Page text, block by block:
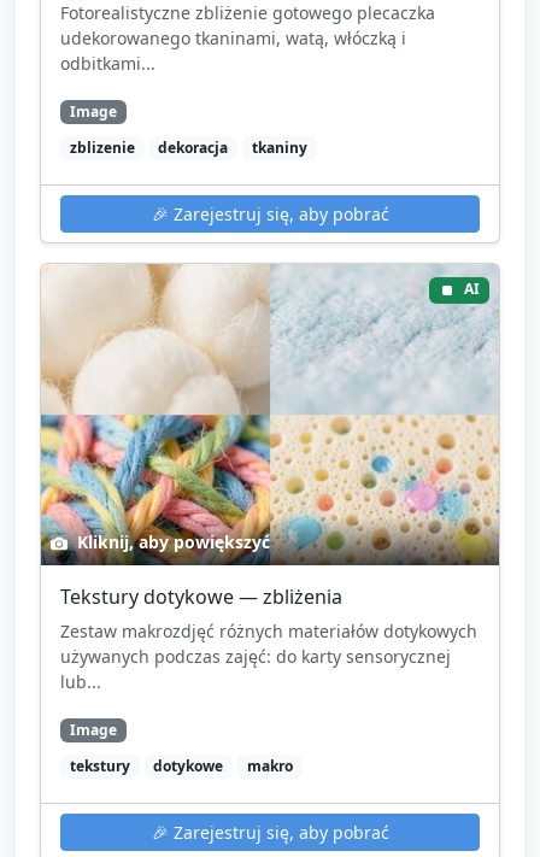
Fotorealistyczne zbliżenie gotowego plecaczka
udekorowanego tkaninami, watą, włóczką i
odbitkami...
Image
zblizenie
dekoracja tkaniny
🎉 Zarejestruj się, aby pobrać
AI
Kliknij, aby powiększyć
Tekstury dotykowe — zbliżenia
Zestaw makrozdjęć różnych materiałów dotykowych
używanych podczas zajęć: do karty sensorycznej
lub...
Image
tekstury
dotykowe makro
🎉 Zarejestruj się, aby pobrać